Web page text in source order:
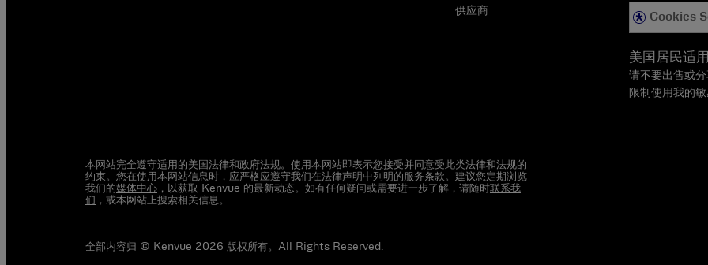
供应商
Cookies
美国居民适
请不要出售或
限制使用我的
本网站完全遵守适用的美国法律和政府法规。使用本网站即表示您接受并同意受此类法律和法规的
约束。您在使用本网站信息时，应严格应遵守我们在法律声明中列明的服务条款 。建议您定期浏览
我们的媒体中心 ，以获取 Kenvue 的最新动态。如有任何疑问或需要进一步了解，请随时联系我
们 ，或本网站上搜索相关信息。
全部内容归 © Kenvue 2026 版权所有。All Rights Reserved.